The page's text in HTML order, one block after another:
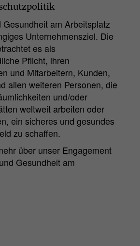
Gesundheit am Arbeitsplatz
Unternehmensziel. Die
es als
Pflicht, ihren
und Mitarbeitern, Kunden,
allen weiteren Personen, die
und/oder
weltweit arbeiten oder
ein sicheres und gesundes
zu schaffen.
über unser Engagement
Gesundheit am